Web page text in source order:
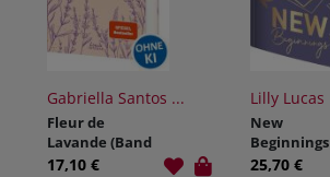
Gabriella Santos ...
Fleur de
Lavande (Band
1) - Wie du
17,10 €
Lilly Lucas
New
Beginnings
25,70 €